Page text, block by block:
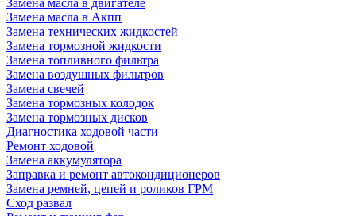
Замена масла в двигателе
Замена масла в Акпп
Замена технических жидкостей
Замена тормозной жидкости
Замена топливного фильтра
Замена воздушных фильтров
Замена свечей
Замена тормозных колодок
Замена тормозных дисков
Диагностика ходовой части
Ремонт ходовой
Замена аккумулятора
Заправка и ремонт автокондиционеров
Замена ремней, цепей и роликов ГРМ
Сход развал